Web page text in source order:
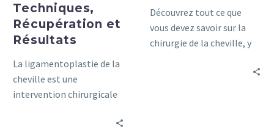
Techniques,
Récupération et
Résultats
La ligamentoplastie de la
cheville est une
intervention chirurgicale
Découvrez tout ce que
vous devez savoir sur la
chirurgie de la cheville, y
procédures, les temps de